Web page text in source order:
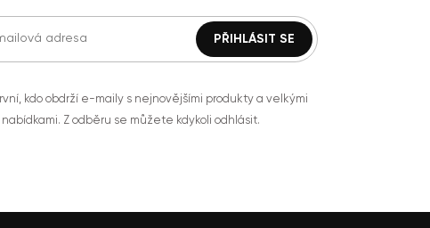
kdo obdrží e-maily s nejnovějšími produkty a velkými
nabídkami. Z odběru se můžete kdykoli odhlásit.